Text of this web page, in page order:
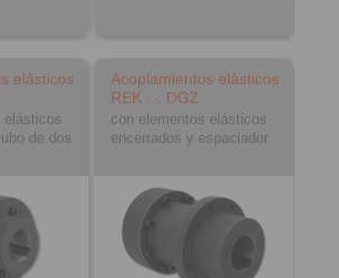
elásticos
elásticos
de dos
Acoplamientos elásticos
REK … DGZ
con elementos elásticos
encerrados y espaciador